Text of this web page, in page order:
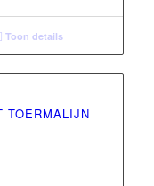
Toon details
TOERMALIJN